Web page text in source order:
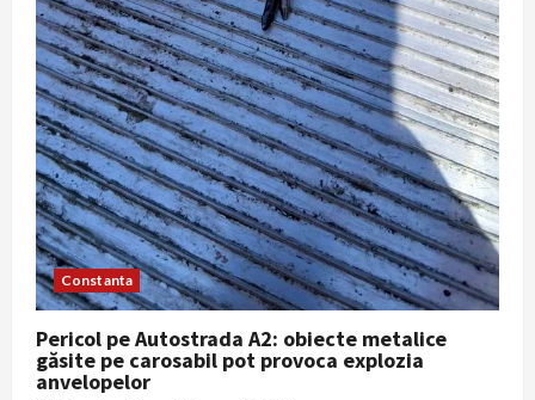
Constanta
Pericol pe Autostrada A2: obiecte metalice
găsite pe carosabil pot provoca explozia
anvelopelor